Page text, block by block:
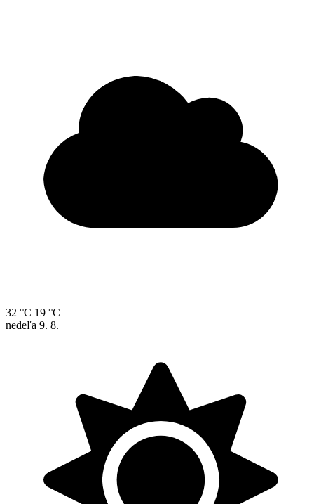
32 °C 19 °C
nedeľa 9. 8.